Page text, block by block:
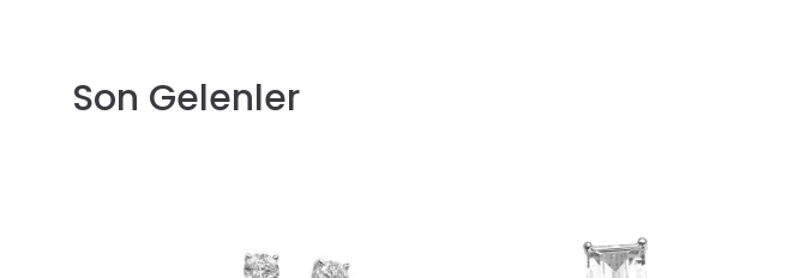
Son Gelenler